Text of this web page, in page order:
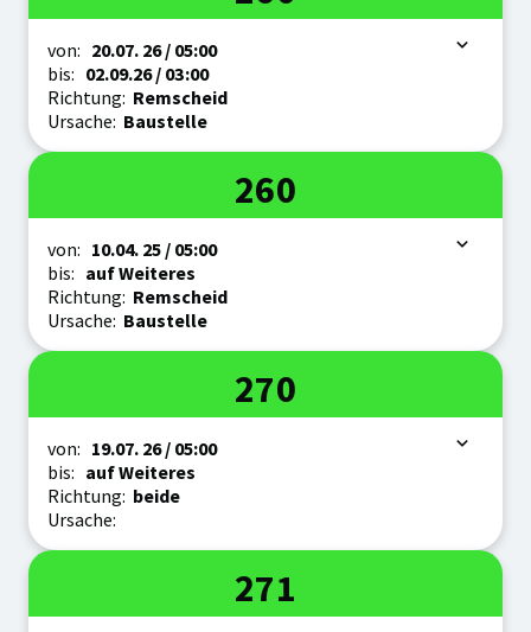
Zeitraum
von: 20.07. 26/ 05:00
bis: 02.09.26/ 03:00
Richtung: Remscheid
Ursache: Baustelle
Linie
260
Zeitraum
von: 10.04. 25/ 05:00
bis: auf Weiteres
Richtung: Remscheid
Ursache: Baustelle
Linie
270
Zeitraum
von: 19.07. 26/ 05:00
bis: auf Weiteres
Richtung: beide
Ursache:
Linie
271